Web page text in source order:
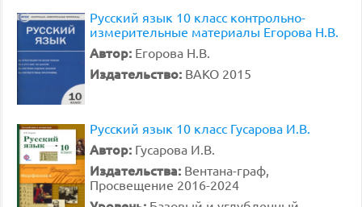
Русский язык 10 класс контрольно-
измерительные материалы Егорова Н.В.
Автор: Егорова Н.В.
Издательство: ВАКО 2015
Русский язык 10 класс Гусарова И.В.
Автор: Гусарова И.В.
Издательства: Вентана-граф,
Просвещение 2016-2024